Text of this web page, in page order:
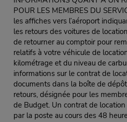
POUR LES MEMBRES DU
les affiches vers l’aéroport
les retours des voitures de
de retourner au comptoir pour
relatifs à votre véhicule de
kilométrage et du niveau de
informations sur le contrat de
documents dans la boîte de
retours, désignée pour les
de Budget. Un contrat de
par la poste au cours des 48